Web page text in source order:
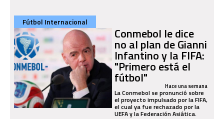
Fútbol Internacional
Conmebol le dice
no al plan de Gianni
Infantino y la FIFA:
"Primero está el
fútbol" Hace una semana
La Conmebol se pronunció sobre
el proyecto impulsado por la FIFA,
el cual ya fue rechazado por la
UEFA y la Federación Asiática.